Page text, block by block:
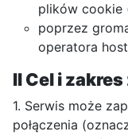
plików cookie
poprzez
operatora
II Cel i
1. Serwis może
połączenia